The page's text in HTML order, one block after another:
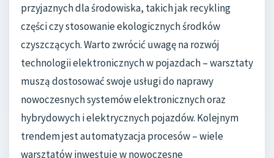
przyjaznych dla środowiska, takich jak recykling
części czy stosowanie ekologicznych środków
czyszczących. Warto zwrócić uwagę na rozwój
technologii elektronicznych w pojazdach – warsztaty
muszą dostosować swoje usługi do naprawy
nowoczesnych systemów elektronicznych oraz
hybrydowych i elektrycznych pojazdów. Kolejnym
trendem jest automatyzacja procesów – wiele
warsztatów inwestuje w nowoczesne